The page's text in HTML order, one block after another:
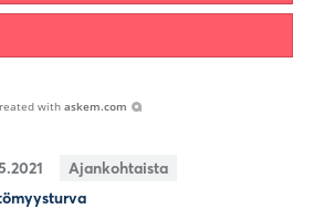
with askem.com
Ajankohtaista